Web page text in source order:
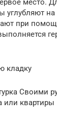
место.
на
при
кладку
Своими
или квартиры